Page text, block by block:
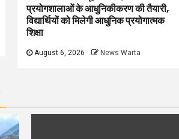
प्रयोगशालाओं के आधुनिकीकरण की तैयारी,
विद्यार्थियों को मिलेगी आधुनिक प्रयोगात्मक
शिक्षा
August 6, 2026 News Warta